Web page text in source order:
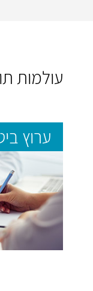
עולמות
ערוץ